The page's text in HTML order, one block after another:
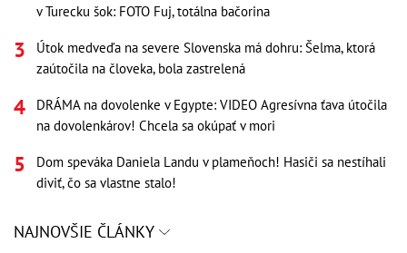
v Turecku šok: FOTO Fuj, totálna bačorina
Útok medveďa na severe Slovenska má dohru: Šelma, ktorá
zaútočila na človeka, bola zastrelená
DRÁMA na dovolenke v Egypte: VIDEO Agresívna ťava útočila
na dovolenkárov! Chcela sa okúpať v mori
Dom speváka Daniela Landu v plameňoch! Hasiči sa nestíhali
diviť, čo sa vlastne stalo!
NAJNOVŠIE ČLÁNKY